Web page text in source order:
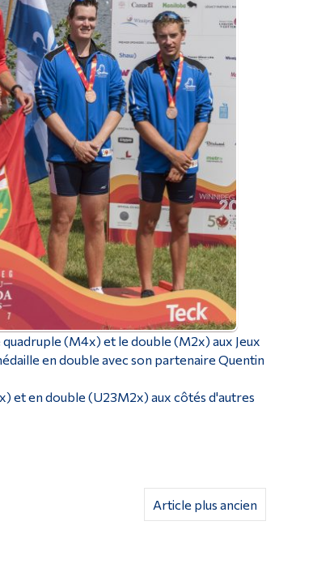
(M4x) et le double (M2x) aux Jeux
en double avec son partenaire Quentin
et en double (U23M2x) aux côtés d'autres
Article plus ancien